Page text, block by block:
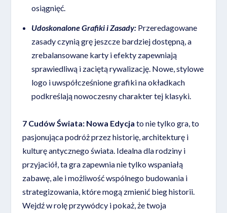
osiągnięć.
Udoskonalone Grafiki i Zasady:Przeredagowane
zasady czynią grę jeszcze bardziej dostępną, a
zrebalansowane karty i efekty zapewniają
sprawiedliwą i zaciętą rywalizację. Nowe, stylowe
logo i uwspółcześnione grafiki na okładkach
podkreślają nowoczesny charakter tej klasyki.
7 Cudów Świata: Nowa Edycja to nie tylko gra, to
pasjonująca podróż przez historię, architekturę i
kulturę antycznego świata. Idealna dla rodziny i
przyjaciół, ta gra zapewnia nie tylko wspaniałą
zabawę, ale i możliwość wspólnego budowania i
strategizowania, które mogą zmienić bieg historii.
Wejdź w rolę przywódcy i pokaż, że twoja